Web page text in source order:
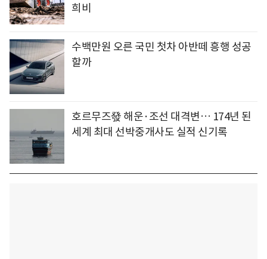
희비
수백만원 오른 국민 첫차 아반떼 흥행 성공
할까
호르무즈發 해운·조선 대격변… 174년 된
세계 최대 선박중개사도 실적 신기록